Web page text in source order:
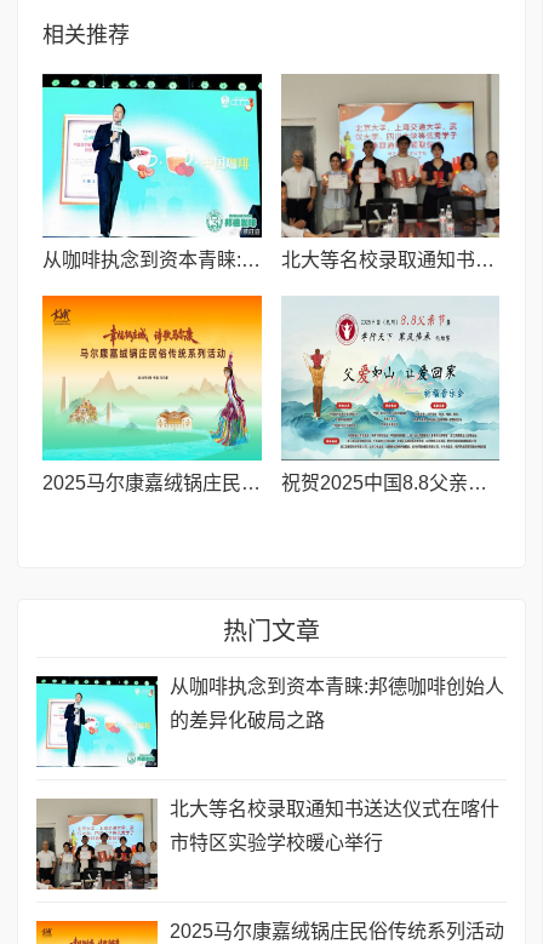
相关推荐
从咖啡执念到资本青睐:邦德咖啡创始人的差异化破局之路 北大等名校录取通知书送达仪式在喀什市特区实验学校暖心举行
2025马尔康嘉绒锅庄民俗传统系列活动拉开帷幕 千人多民族锅庄巡游点燃“幸福锅庄城” 祝贺2025中国8.8父亲节“孝行天下家风传承”论坛暨祈福音乐会圆满成功
热门文章
从咖啡执念到资本青睐:邦德咖啡创始人
的差异化破局之路
北大等名校录取通知书送达仪式在喀什
市特区实验学校暖心举行
2025马尔康嘉绒锅庄民俗传统系列活动